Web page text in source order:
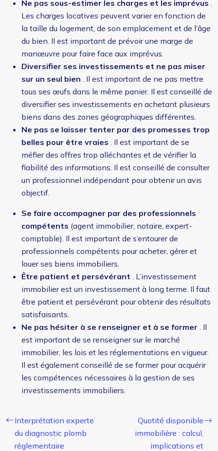
Ne pas sous-estimer les charges et les imprévus .
Les charges locatives peuvent varier en fonction de
la taille du logement, de son emplacement et de l’âge
du bien. Il est important de prévoir une marge de
manœuvre pour faire face aux imprévus.
Diversifier ses investissements et ne pas miser
sur un seul bien . Il est important de ne pas mettre
tous ses œufs dans le même panier. Il est conseillé de
diversifier ses investissements en achetant plusieurs
biens dans des zones géographiques différentes.
Ne pas se laisser tenter par des promesses trop
belles pour être vraies . Il est important de se
méfier des offres trop alléchantes et de vérifier la
fiabilité des informations. Il est conseillé de consulter
un professionnel indépendant pour obtenir un avis
objectif.
Se faire accompagner par des professionnels
compétents (agent immobilier, notaire, expert-
comptable). Il est important de s’entourer de
professionnels compétents pour acheter, gérer et
louer ses biens immobiliers.
Être patient et persévérant . L’investissement
immobilier est un investissement à long terme. Il faut
être patient et persévérant pour obtenir des résultats
satisfaisants.
Ne pas hésiter à se renseigner et à se former . Il
est important de se renseigner sur le marché
immobilier, les lois et les réglementations en vigueur.
Il est également conseillé de se former pour acquérir
les compétences nécessaires à la gestion de ses
investissements immobiliers.
Interprétation experte
du diagnostic plomb
réglementaire
Quotité disponible
immobilière : calcul,
implications et